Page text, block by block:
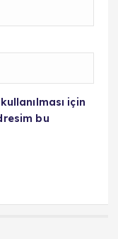
için
bu